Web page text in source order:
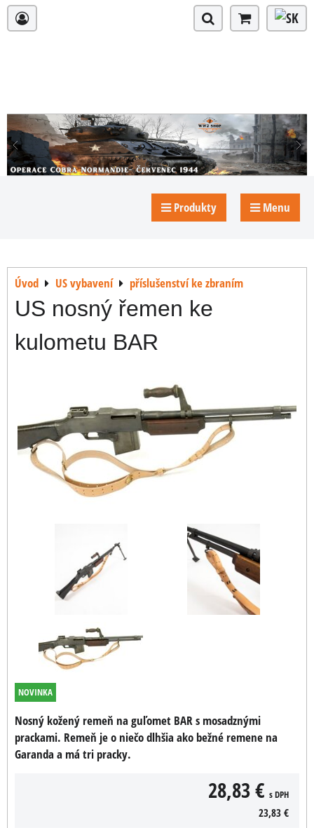
Produkty Menu
Úvod US vybavení příslušenství ke zbraním
US nosný řemen ke
kulometu BAR
NOVINKA
Nosný kožený remeň na guľomet BAR s mosadznými
prackami. Remeň je o niečo dlhšia ako bežné remene na
Garanda a má tri pracky.
28,83 € s DPH
23,83 €